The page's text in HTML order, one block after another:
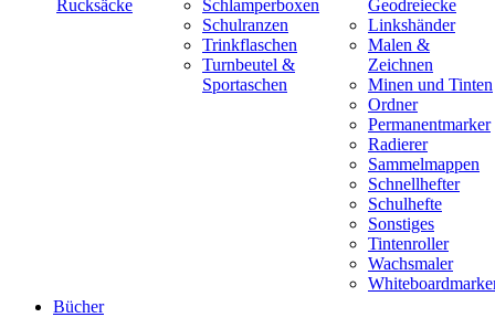
Rucksäcke
Schlamperboxen
Schulranzen
Trinkflaschen
Turnbeutel &
Sportaschen
Geodreiecke
Linkshänder
Malen &
Zeichnen
Minen und Tinten
Ordner
Permanentmarker
Radierer
Sammelmappen
Schnellhefter
Schulhefte
Sonstiges
Tintenroller
Wachsmaler
Bücher